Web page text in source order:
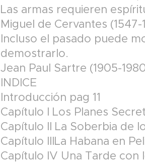
Las armas requieren
Miguel de Cervantes
Incluso el pasado puede
demostrarlo.
Jean Paul Sartre (1905-
INDICE
Introducción pag 11
Capítulo I Los Planes
Capítulo II La Soberbia de
Capítulo IIILa Habana en
Capítulo IV Una Tarde con